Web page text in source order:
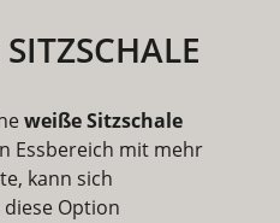
weiße Sitzschale
Essbereich mit mehr
kann sich
Option